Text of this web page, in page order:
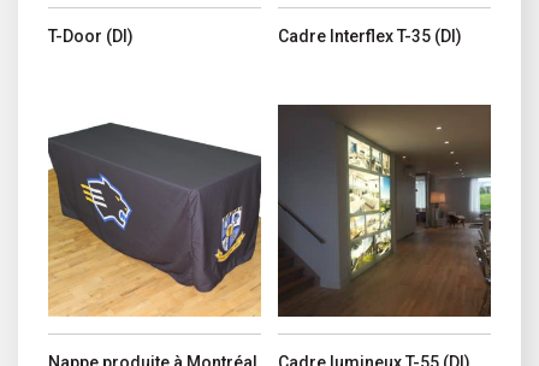
T-Door (DI) Cadre Interflex T-35 (DI)